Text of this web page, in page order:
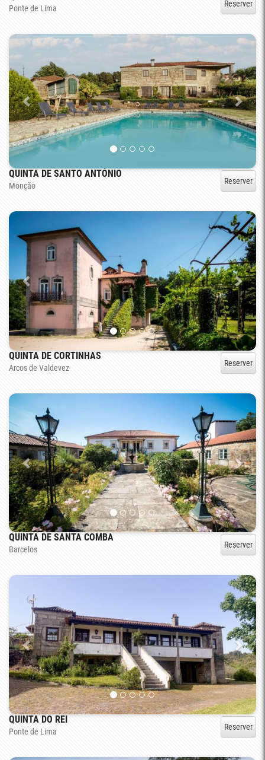
Ponte de Lima Reserver
QUINTA DE SANTO ANTÓNIO
Monção Reserver
QUINTA DE CORTINHAS
Arcos de Valdevez Reserver
QUINTA DE SANTA COMBA
Barcelos Reserver
QUINTA DO REI
Ponte de Lima Reserver